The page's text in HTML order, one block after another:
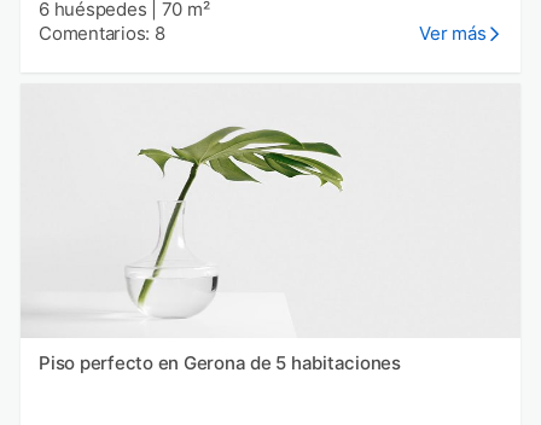
6 huéspedes
70 m²
Comentarios: 8
Ver más
Piso perfecto en Gerona de 5 habitaciones